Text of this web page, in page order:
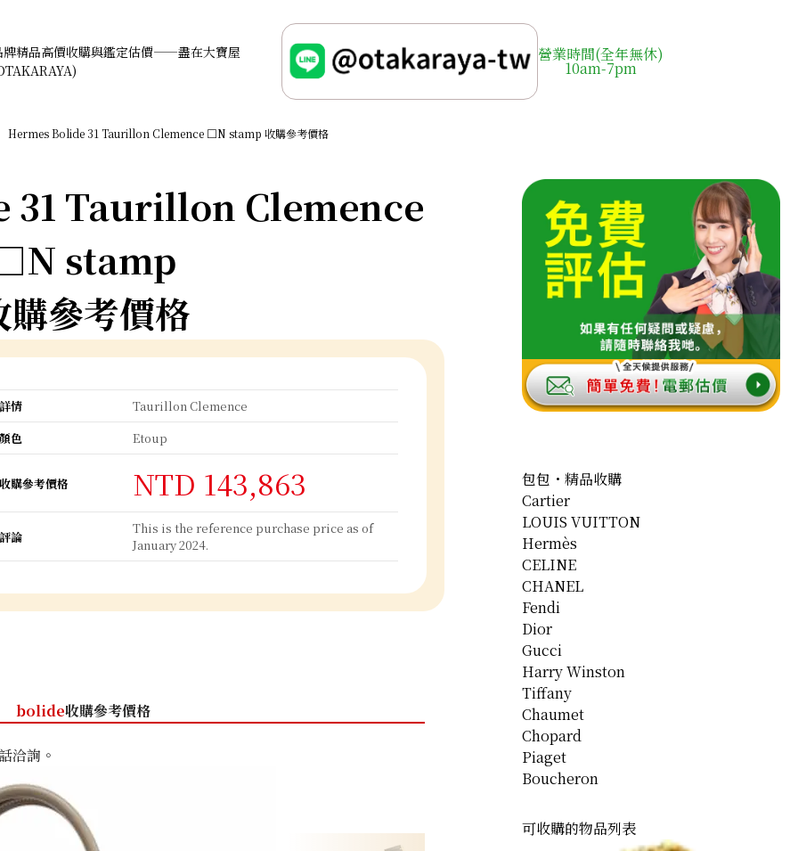
牌精品高價收購與鑑定估價——盡在大寶屋
營業時間(全年無休)
10am-7pm
Hermes Bolide 31 Taurillon Clemence □N stamp 收購參考價格
31 Taurillon Clemence
stamp
購參考價格
詳情
Taurillon Clemence
顏色
Etoup
收購參考價格 NTD 143,863
評論
This is the reference purchase price as of
January 2024.
bolide收購參考價格
洽詢。
包包・精品收購
Cartier
LOUIS VUITTON
Hermès
CELINE
CHANEL
Fendi
Dior
Gucci
Harry Winston
Tiffany
Chaumet
Chopard
Piaget
Boucheron
可收購的物品列表